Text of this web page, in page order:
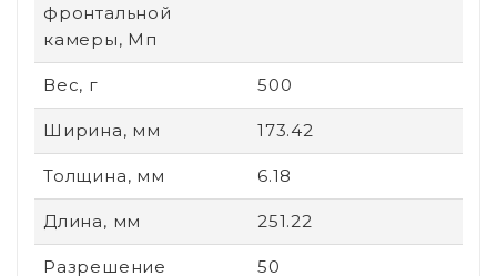
фронтальной
камеры, Мп
Вес, г 500
Ширина, мм 173.42
Толщина, мм 6.18
Длина, мм 251.22
Разрешение
50